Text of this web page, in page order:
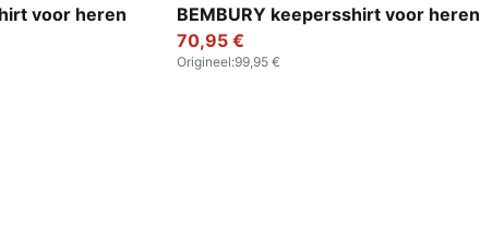
voor heren
BEMBURY keepersshirt voor heren
70,95 €
Origineel:99,95 €